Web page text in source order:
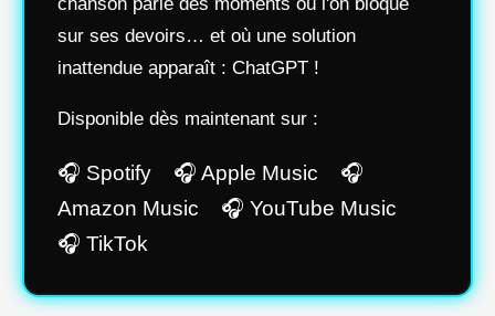
sur ses devoirs… et où une solution
inattendue apparaît : ChatGPT !
Disponible dès maintenant sur :
🎧 Spotify 🎧 Apple Music 🎧
Amazon Music 🎧 YouTube Music
🎧 TikTok